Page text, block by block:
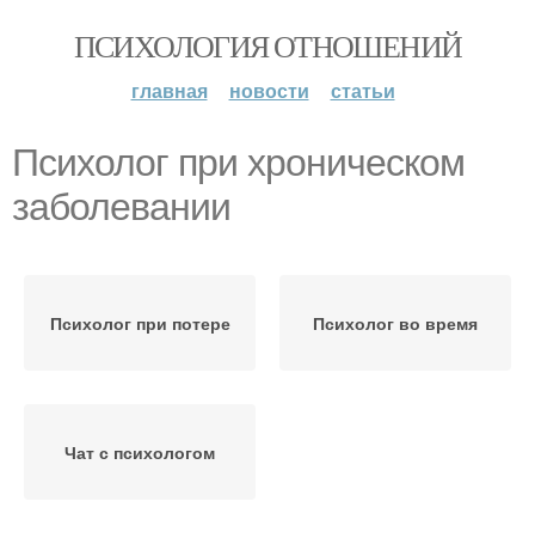
ПСИХОЛОГИЯ ОТНОШЕНИЙ
главная новости статьи
Психолог при хроническом
заболевании
Психолог при потере Психолог во время
Чат с психологом